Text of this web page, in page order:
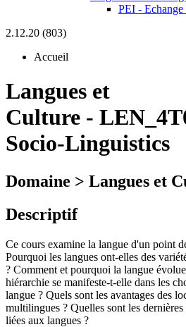
PEI -
2.12.20 (803)
Accueil
Langues et
Culture -
Socio-Linguistics
Domaine > Langues et
Descriptif
Ce cours examine la langue d'un point
Pourquoi les langues ont-elles des
? Comment et pourquoi la langue
hiérarchie se manifeste-t-elle dans les
langue ? Quels sont les avantages des
multilingues ? Quelles sont les
liées aux langues ?